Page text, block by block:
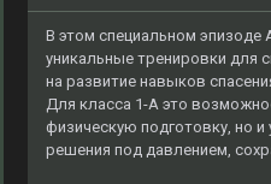
В этом специальном
уникальные тренировки для
на развитие навыков
Для класса 1-А это
физическую подготовку, но
решения под давлением,